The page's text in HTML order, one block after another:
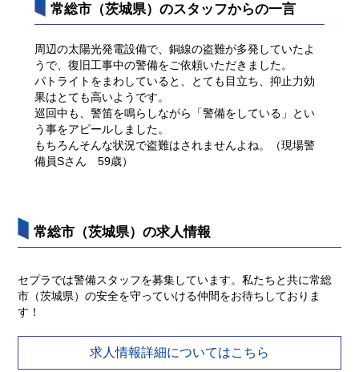
常総市（茨城県）のスタッフからの一言
周辺の太陽光発電設備で、銅線の盗難が多発していたよ
うで、復旧工事中の警備をご依頼いただきました。
パトライトをまわしていると、とても目立ち、抑止力効
果はとても高いようです。
巡回中も、警笛を鳴らしながら「警備をしている」とい
う事をアピールしました。
もちろんそんな状況で盗難はされませんよね。（現場警
備員Sさん 59歳）
常総市（茨城県）の求人情報
セプラでは警備スタッフを募集しています。私たちと共に常総
市（茨城県）の安全を守っていける仲間をお待ちしておりま
す！
求人情報詳細についてはこちら